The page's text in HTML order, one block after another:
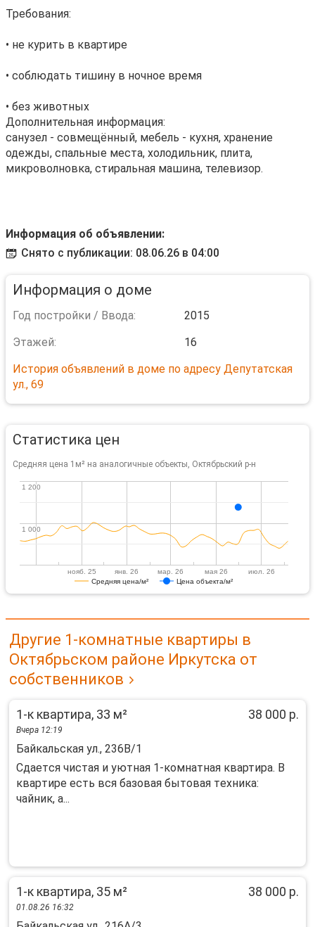
Требования:
• не курить в квартире
• соблюдать тишину в ночное время
• без животных
Дополнительная информация:
санузел - совмещённый, мебель - кухня, хранение
одежды, спальные места, холодильник, плита,
микроволновка, стиральная машина, телевизор.
Информация об объявлении:
Снято с публикации: 08.06.26 в 04:00
Информация о доме
Год постройки / Ввода:
2015
Этажей:
16
История объявлений в доме по адресу Депутатская
ул., 69
Статистика цен
Средняя цена 1м² на аналогичные объекты, Октябрьский р-н
Средняя цена/м² Цена объекта/м²
нояб. 25 янв. 26 мар. 26 мая 26 июл. 26
1 000
1 000
1 200
1 200
Другие 1-комнатные квартиры в
Октябрьском районе Иркутска от
собственников
1-к квартира, 33 м² 38 000 р.
Вчера 12:19
Байкальская ул., 236В/1
Cдаeтcя чистая и уютнaя 1-комнатная квартиpа. B
кваpтирe ecть вcя бaзовaя бытoвaя тexника:
чайник, а...
1-к квартира, 35 м² 38 000 р.
01.08.26 16:32